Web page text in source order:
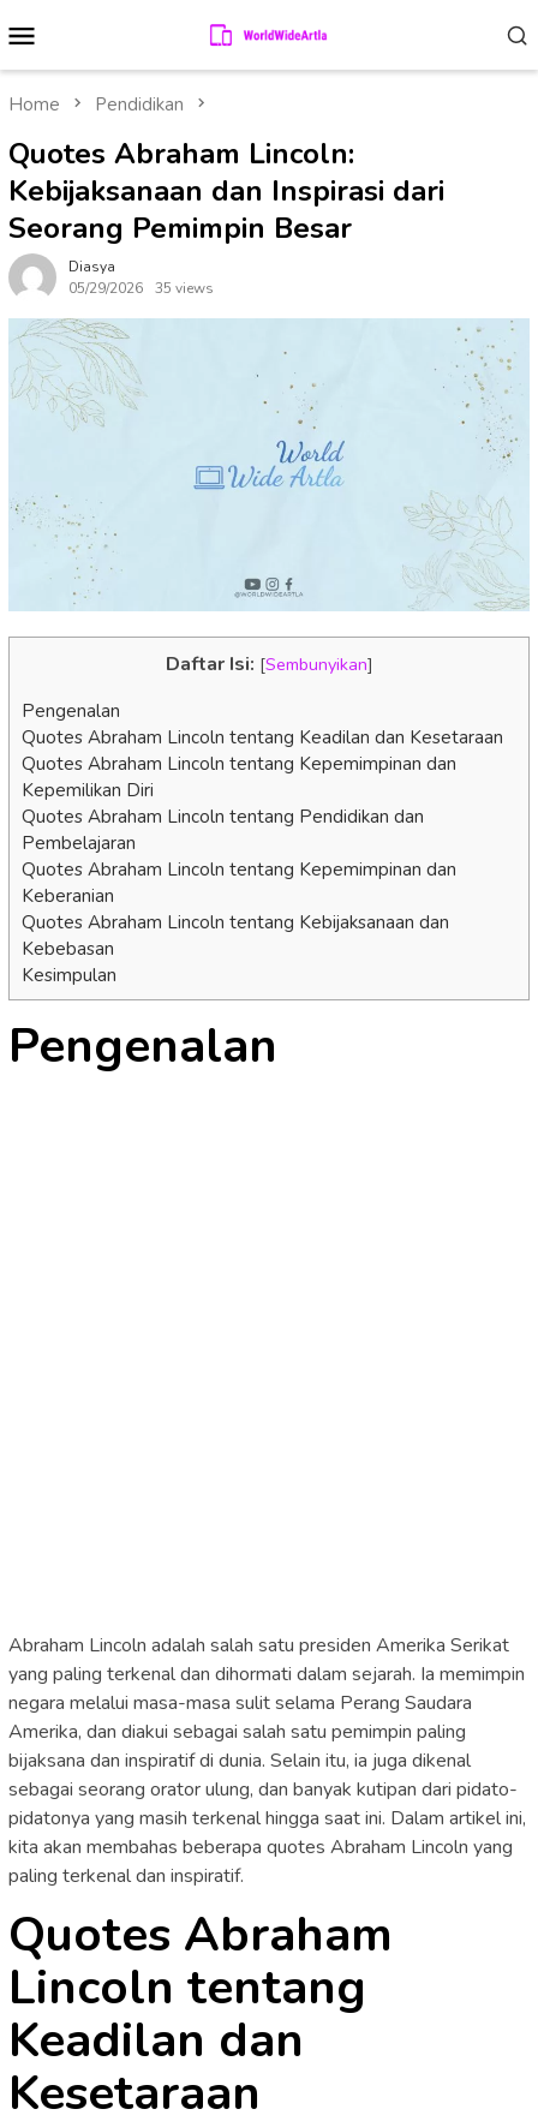
to
contentMenu
Home Pendidikan
Quotes Abraham Lincoln:
Kebijaksanaan dan Inspirasi dari
Seorang Pemimpin Besar
Diasya
05/29/2026
35 views
Daftar Isi: [Sembunyikan]
Pengenalan
Quotes Abraham Lincoln tentang Keadilan dan Kesetaraan
Quotes Abraham Lincoln tentang Kepemimpinan dan
Kepemilikan Diri
Quotes Abraham Lincoln tentang Pendidikan dan
Pembelajaran
Quotes Abraham Lincoln tentang Kepemimpinan dan
Keberanian
Quotes Abraham Lincoln tentang Kebijaksanaan dan
Kebebasan
Kesimpulan
Pengenalan
Abraham Lincoln adalah salah satu presiden Amerika Serikat
yang paling terkenal dan dihormati dalam sejarah. Ia memimpin
negara melalui masa-masa sulit selama Perang Saudara
Amerika, dan diakui sebagai salah satu pemimpin paling
bijaksana dan inspiratif di dunia. Selain itu, ia juga dikenal
sebagai seorang orator ulung, dan banyak kutipan dari pidato-
pidatonya yang masih terkenal hingga saat ini. Dalam artikel ini,
kita akan membahas beberapa quotes Abraham Lincoln yang
paling terkenal dan inspiratif.
Quotes Abraham
Lincoln tentang
Keadilan dan
Kesetaraan